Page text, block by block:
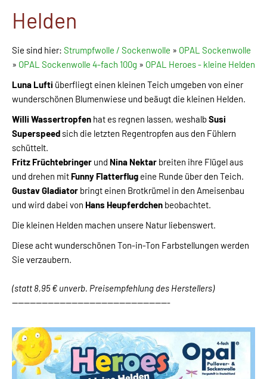
Helden
Sie sind hier: Strumpfwolle / Sockenwolle » OPAL Sockenwolle
» OPAL Sockenwolle 4-fach 100g » OPAL Heroes - kleine Helden
Luna Lufti überfliegt einen kleinen Teich umgeben von einer
wunderschönen Blumenwiese und beäugt die kleinen Helden.
Willi Wassertropfen hat es regnen lassen, weshalbSusi
Superspeed sich die letzten Regentropfen aus den Fühlern
schüttelt.
Fritz Früchtebringer und Nina Nektar breiten ihre Flügel aus
und drehen mit Funny Flatterflug eine Runde über den Teich.
Gustav Gladiator bringt einen Brotkrümel in den Ameisenbau
und wird dabei von Hans Heupferdchen beobachtet.
Die kleinen Helden machen unsere Natur liebenswert.
Diese acht wunderschönen Ton-in-Ton Farbstellungen werden
Sie verzaubern.
(statt 8,95 € unverb. Preisempfehlung des Herstellers)
-----------------------------------------------------